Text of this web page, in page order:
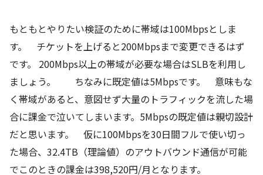
もともとやりたい検証のために帯域は100Mbpsとしま
す。 チケットを上げると200Mbpsまで変更できるはず
です。 200Mbps以上の帯域が必要な場合はSLBを利用し
ましょう。 ちなみに既定値は5Mbpsです。 意味もな
く帯域があると、意図せず大量のトラフィックを流した場
合に課金で泣いてしまいます。5Mbpsの既定値は親切設計
だと思います。 仮に100Mbpsを30日間フルで使い切っ
た場合、32.4TB（理論値）のアウトバウンド通信が可能
でこのときの課金は398,520円/月となります。